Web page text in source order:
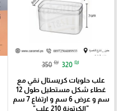
350 ₪ 320 ₪
علب حلويات كريستال نقي مع
غطاء شكل مستطيل طول 12
سم و عرض 6 سم و ارتفاع 7 سم
"الكرتونة 210 علب"